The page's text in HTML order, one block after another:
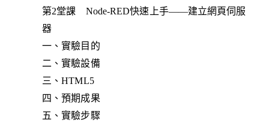
第2堂課 Node-RED快速上手——建立網頁伺服
器
一、實驗目的
二、實驗設備
三、HTML5
四、預期成果
五、實驗步驟